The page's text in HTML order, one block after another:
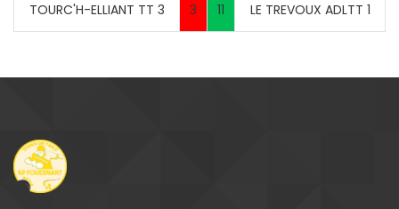
TOURC'H-ELLIANT TT 3 3 11 LE TREVOUX ADLTT 1